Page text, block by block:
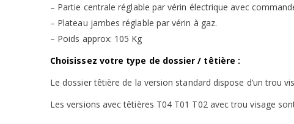
– Partie centrale réglable par vérin électrique avec
– Plateau jambes réglable par vérin à gaz.
– Poids approx: 105 Kg
Choisissez votre type de dossier / têtière :
Le dossier têtière de la version standard dispose d’un trou
Les versions avec têtières T04 T01 T02 avec trou visage